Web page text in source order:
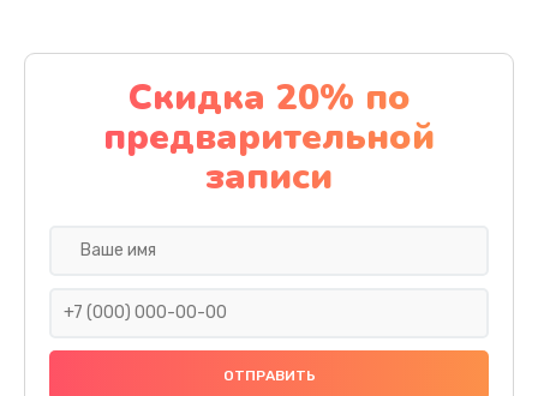
Скидка 20% по
предварительной
записи